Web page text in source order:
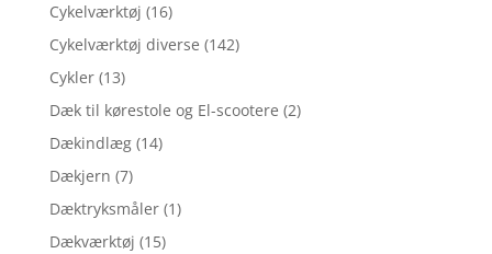
Cykelværktøj (16)
Cykelværktøj diverse (142)
Cykler (13)
Dæk til kørestole og El-scootere (2)
Dækindlæg (14)
Dækjern (7)
Dæktryksmåler (1)
Dækværktøj (15)